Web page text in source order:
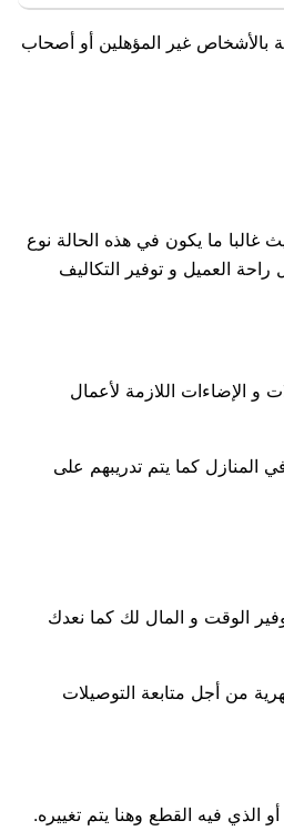
بالأشخاص غير المؤهلين أو أصحاب
غالبا ما يكون في هذه الحالة نوع
العميل و توفير التكاليف
و الإضاءات اللازمة لأعمال
المنازل كما يتم تدريبهم على
الوقت و المال لك كما نعدك
من أجل متابعة التوصيلات
فيه القطع وهنا يتم تغييره.